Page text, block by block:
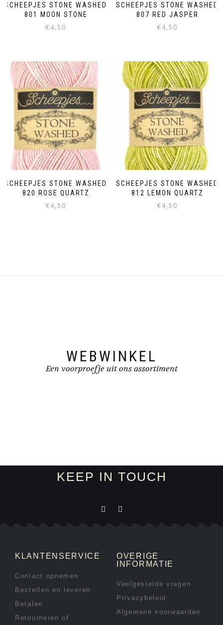
SCHEEPJES STONE WASHED
801 MOON STONE
€4,50
SCHEEPJES STONE WASHED
807 RED JASPER
€4,50
SCHEEPJES STONE WASHED
820 ROSE QUARTZ
€4,50
SCHEEPJES STONE WASHED
812 LEMON QUARTZ
€4,50
WEBWINKEL
Een voorproefje uit ons assortiment
KEEP IN TOUCH
KLANTENSERVICE
Contact opnemen
Bestellen en leveren
Betalen
Retourneren of
OVERIGE
INFORMATIE
Veelgestelde vragen
Privacybeleid
Algemene voorwaarden